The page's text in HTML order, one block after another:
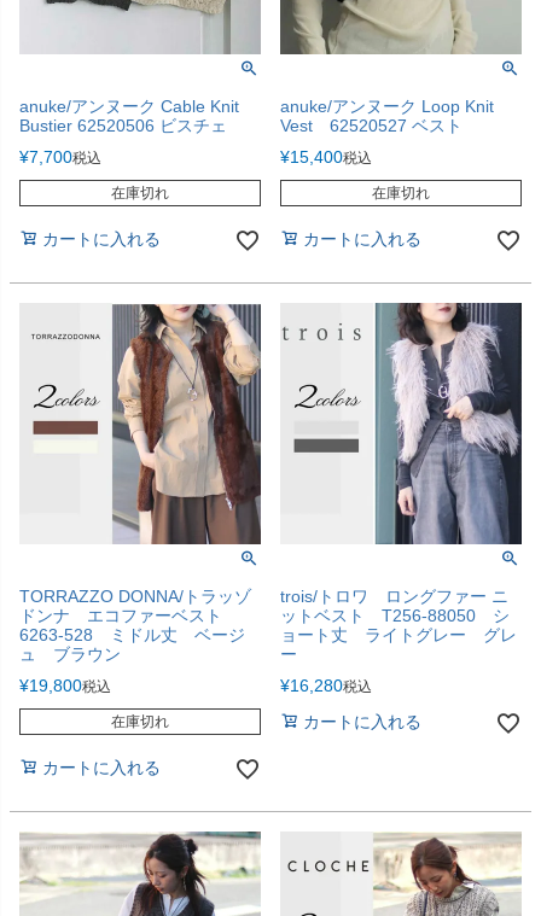
anuke/アンヌーク Cable Knit
Bustier 62520506 ビスチェ
¥7,700税込
在庫切れ
カートに入れる
anuke/アンヌーク Loop Knit
Vest 62520527 ベスト
¥15,400税込
在庫切れ
カートに入れる
TORRAZZO DONNA/トラッゾ
ドンナ エコファーベスト
6263-528 ミドル丈 ベージ
ュ ブラウン
¥19,800税込
在庫切れ
カートに入れる
trois/トロワ ロングファー ニ
ットベスト T256-88050 シ
ョート丈 ライトグレー グレ
ー
¥16,280税込
カートに入れる